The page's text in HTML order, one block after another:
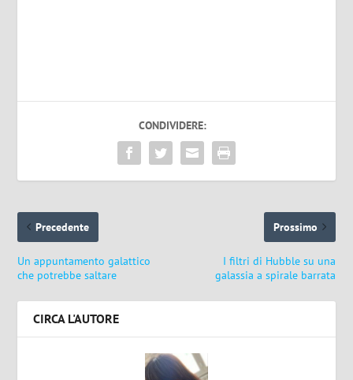
CONDIVIDERE:
Precedente
Un appuntamento galattico
che potrebbe saltare
Prossimo
I filtri di Hubble su una
galassia a spirale barrata
CIRCA L'AUTORE